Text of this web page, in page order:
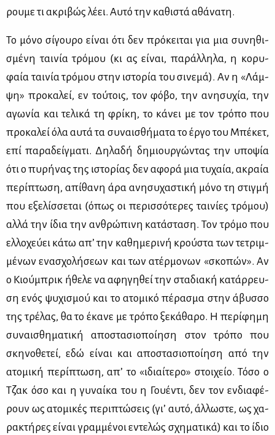
ρου­με τι ακρι­βώς λέ­ει. Αυ­τό την κα­θι­στά αθά­να­τη.
Το μό­νο σί­γου­ρο εί­ναι ότι δεν πρό­κει­ται για μια συ­νη­θι­
σμέ­νη ται­νία τρό­μου (κι ας εί­ναι, πα­ράλ­λη­λα, η κο­ρυ­
φαία ται­νία τρό­μου στην ιστο­ρία του σι­νε­μά). Αν η «Λάμ­
ψη» προ­κα­λεί, εν τού­τοις, τον φό­βο, την ανη­συ­χία, την
αγω­νία και τε­λι­κά τη φρί­κη, το κά­νει με τον τρό­πο που
προ­κα­λεί όλα αυ­τά τα συ­ναι­σθή­μα­τα το έρ­γο του Μπέ­κετ,
επί πα­ρα­δείγ­μα­τι. Δη­λα­δή δη­μιουρ­γώ­ντας την υπο­ψία
ότι ο πυ­ρή­νας της ιστο­ρί­ας δεν αφο­ρά μια τυ­χαία, ακραία
πε­ρί­πτω­ση, απί­θα­νη άρα ανη­συ­χα­στι­κή μό­νο τη στιγ­μή
που εξε­λίσ­σε­ται (όπως οι πε­ρισ­σό­τε­ρες ται­νί­ες τρό­μου)
αλ­λά την ίδια την αν­θρώ­πι­νη κα­τά­στα­ση. Τον τρό­μο που
ελ­λο­χεύ­ει κά­τω απ’ την κα­θη­με­ρι­νή κρού­στα των τε­τριμ­
μέ­νων ενα­σχο­λή­σε­ων και των ατέρ­μο­νων «σκο­πών». Αν
ο Κιού­μπρικ ήθε­λε να αφη­γη­θεί την στα­δια­κή κα­τάρ­ρευ­
ση ενός ψυ­χι­σμού και το ατο­μι­κό πέ­ρα­σμα στην άβυσ­σο
της τρέ­λας, θα το έκα­νε με τρό­πο ξε­κά­θα­ρο. Η πε­ρί­φη­μη
συ­ναι­σθη­μα­τι­κή απο­στα­σιο­ποί­η­ση στον τρό­πο που
σκη­νο­θε­τεί, εδώ εί­ναι και απο­στα­σιο­ποί­η­ση από την
ατο­μι­κή πε­ρί­πτω­ση, απ’ το «ιδιαί­τε­ρο» στοι­χείο. Τό­σο ο
Τζακ όσο και η γυ­ναί­κα του η Γου­έ­ντι, δεν τον εν­δια­φέ­
ρουν ως ατο­μι­κές πε­ρι­πτώ­σεις (γι’ αυ­τό, άλ­λω­στε, ως χα­
ρα­κτή­ρες εί­ναι γραμ­μέ­νοι εντε­λώς σχη­μα­τι­κά) και το ίδιο